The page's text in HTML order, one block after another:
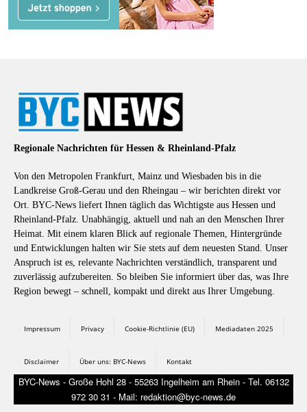
Regionale Nachrichten für Hessen & Rheinland-Pfalz
Von den Metropolen Frankfurt, Mainz und Wiesbaden bis in die
Landkreise Groß-Gerau und den Rheingau – wir berichten direkt vor
Ort. BYC-News liefert Ihnen täglich das Wichtigste aus Hessen und
Rheinland-Pfalz. Unabhängig, aktuell und nah an den Menschen Ihrer
Heimat. Mit einem klaren Blick auf regionale Themen, Hintergründe
und Entwicklungen halten wir Sie stets auf dem neuesten Stand. Unser
Anspruch ist es, relevante Nachrichten verständlich, transparent und
zuverlässig aufzubereiten. So bleiben Sie informiert über das, was Ihre
Region bewegt – schnell, kompakt und direkt aus Ihrer Umgebung.
Impressum Privacy Cookie-Richtlinie (EU) Mediadaten 2025
Disclaimer Über uns: BYC-News Kontakt
BYC-News - Große Hohl 28 - 55263 Ingelheim am Rhein - Tel. 06132
972 30 31 - Mail: redaktion@byc-news.de